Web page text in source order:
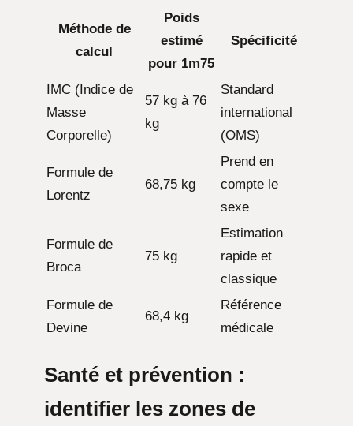
Méthode de
calcul
Poids
estimé
pour 1m75
Spécificité
IMC (Indice de
Masse
Corporelle)
57 kg à 76
kg
Standard
international
(OMS)
Formule de
Lorentz
68,75 kg
Prend en
compte le
sexe
Formule de
Broca
75 kg
Estimation
rapide et
classique
Formule de
Devine
68,4 kg
Référence
médicale
Santé et prévention :
identifier les zones de